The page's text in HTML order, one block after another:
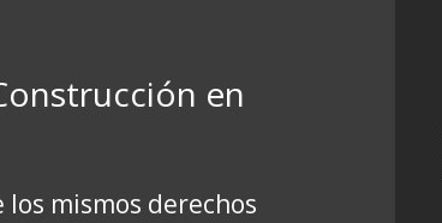
en
mismos derechos